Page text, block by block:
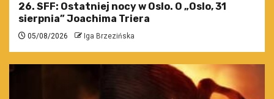
26. SFF: Ostatniej nocy w Oslo. O „Oslo, 31
sierpnia” Joachima Triera
05/08/2026 Iga Brzezińska